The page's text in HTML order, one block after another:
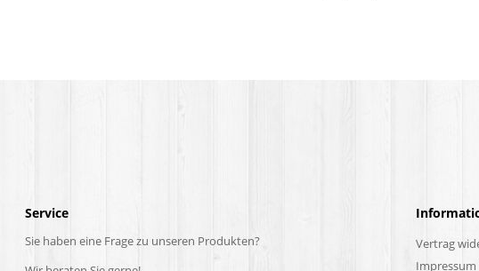
Service
Sie haben eine Frage zu unseren Produkten?
Vertrag
Impressum